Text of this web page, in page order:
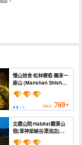
慢山拾舍·松林療愈·獨享一
座山 (Manshan Shishe
Homestay)
4.8/ 5 HKD 769+
北棲山院·Habitat觀景山
宿(車神架峽谷漂流店)
(Beiqi Shanyuan ·